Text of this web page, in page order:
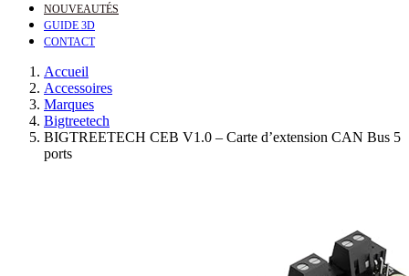
NOUVEAUTÉS
GUIDE 3D
CONTACT
Accueil
Accessoires
Marques
Bigtreetech
BIGTREETECH CEB V1.0 – Carte d’extension CAN Bus 5
ports